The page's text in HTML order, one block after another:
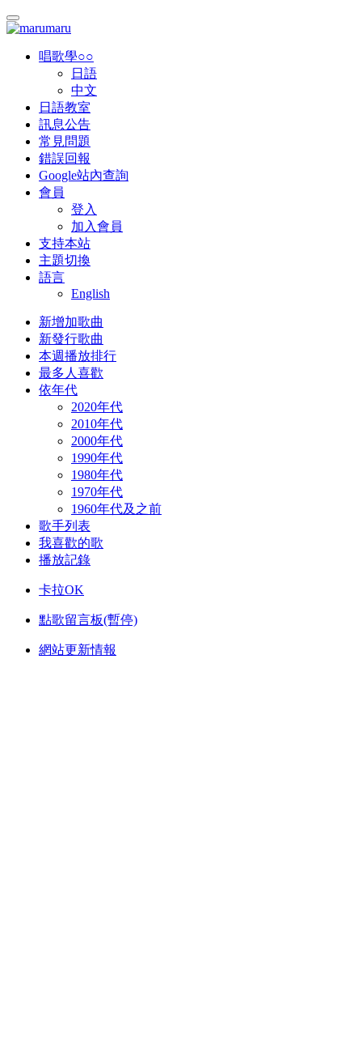
唱歌學○○
日語
中文
日語教室
訊息公告
常見問題
錯誤回報
Google站內查詢
會員
登入
加入會員
支持本站
主題切換
語言
English
新增加歌曲
新發行歌曲
本週播放排行
最多人喜歡
依年代
2020年代
2010年代
2000年代
1990年代
1980年代
1970年代
1960年代及之前
歌手列表
我喜歡的歌
播放記錄
卡拉OK
點歌留言板(暫停)
網站更新情報